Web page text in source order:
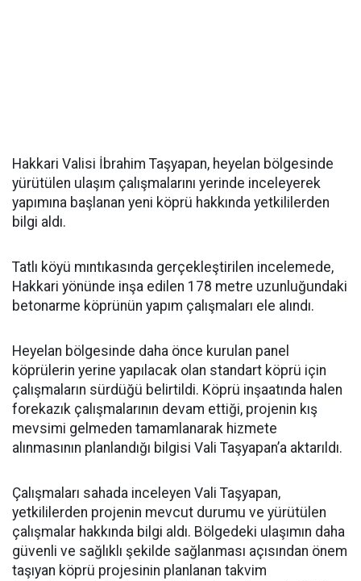
Hakkari Valisi İbrahim Taşyapan, heyelan bölgesinde
yürütülen ulaşım çalışmalarını yerinde inceleyerek
yapımına başlanan yeni köprü hakkında yetkililerden
bilgi aldı.
Tatlı köyü mıntıkasında gerçekleştirilen incelemede,
Hakkari yönünde inşa edilen 178 metre uzunluğundaki
betonarme köprünün yapım çalışmaları ele alındı.
Heyelan bölgesinde daha önce kurulan panel
köprülerin yerine yapılacak olan standart köprü için
çalışmaların sürdüğü belirtildi. Köprü inşaatında halen
forekazık çalışmalarının devam ettiği, projenin kış
mevsimi gelmeden tamamlanarak hizmete
alınmasının planlandığı bilgisi Vali Taşyapan’a aktarıldı.
Çalışmaları sahada inceleyen Vali Taşyapan,
yetkililerden projenin mevcut durumu ve yürütülen
çalışmalar hakkında bilgi aldı. Bölgedeki ulaşımın daha
güvenli ve sağlıklı şekilde sağlanması açısından önem
taşıyan köprü projesinin planlanan takvim